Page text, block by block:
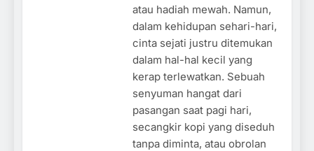
atau hadiah mewah. Namun,
dalam kehidupan sehari-hari,
cinta sejati justru ditemukan
dalam hal-hal kecil yang
kerap terlewatkan. Sebuah
senyuman hangat dari
pasangan saat pagi hari,
secangkir kopi yang diseduh
tanpa diminta, atau obrolan